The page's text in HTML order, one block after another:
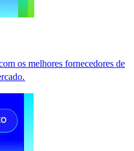
os melhores fornecedores de